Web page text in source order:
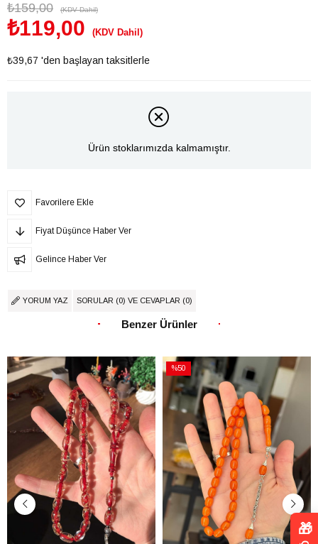
₺159,00 (KDV Dahil)
₺119,00 (KDV Dahil)
₺39,67 'den başlayan taksitlerle
Ürün stoklarımızda kalmamıştır.
Favorilere Ekle
Fiyat Düşünce Haber Ver
Gelince Haber Ver
YORUM YAZ SORULAR (0) VE CEVAPLAR (0)
Benzer Ürünler
%50
İndirim
%50İndirim
🎁